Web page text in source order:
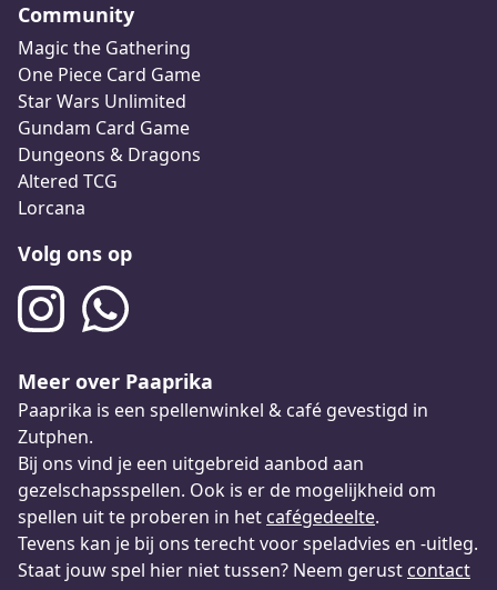
Community
Magic the Gathering
One Piece Card Game
Star Wars Unlimited
Gundam Card Game
Dungeons & Dragons
Altered TCG
Lorcana
Volg ons op
Meer over Paaprika
Paaprika is een spellenwinkel & café gevestigd in
Zutphen.
Bij ons vind je een uitgebreid aanbod aan
gezelschapsspellen. Ook is er de mogelijkheid om
spellen uit te proberen in het cafégedeelte.
Tevens kan je bij ons terecht voor speladvies en -uitleg.
Staat jouw spel hier niet tussen? Neem gerust contact